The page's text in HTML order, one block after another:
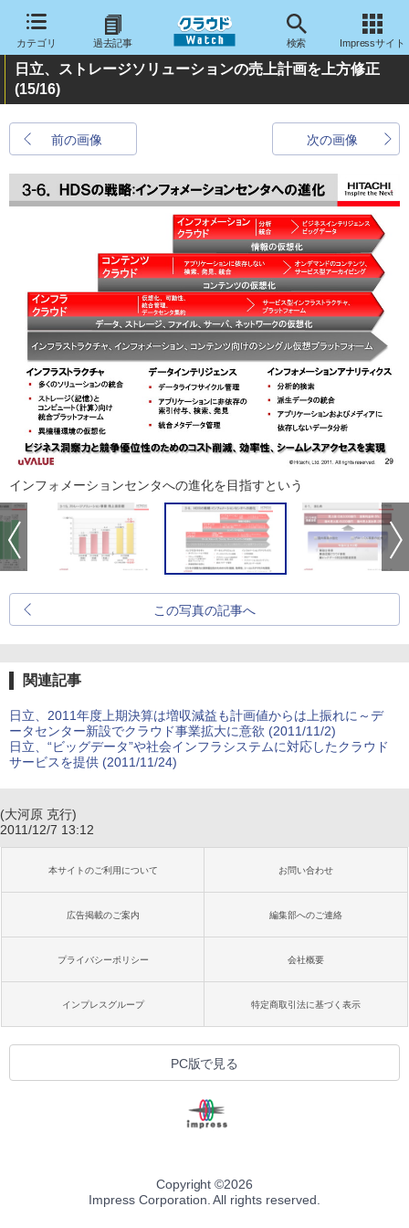
カテゴリ 過去記事 検索 Impressサイト
日立、ストレージソリューションの売上計画を上方修正
(15/16)
前の画像 次の画像
インフォメーションセンタへの進化を目指すという
この写真の記事へ
関連記事
日立、2011年度上期決算は増収減益も計画値からは上振れに～デ
ータセンター新設でクラウド事業拡大に意欲 (2011/11/2)
日立、“ビッグデータ”や社会インフラシステムに対応したクラウド
サービスを提供 (2011/11/24)
(大河原 克行)
2011/12/7 13:12
本サイトのご利用について お問い合わせ
広告掲載のご案内 編集部へのご連絡
プライバシーポリシー 会社概要
インプレスグループ 特定商取引法に基づく表示
PC版で見る
Copyright ©2026
Impress Corporation. All rights reserved.